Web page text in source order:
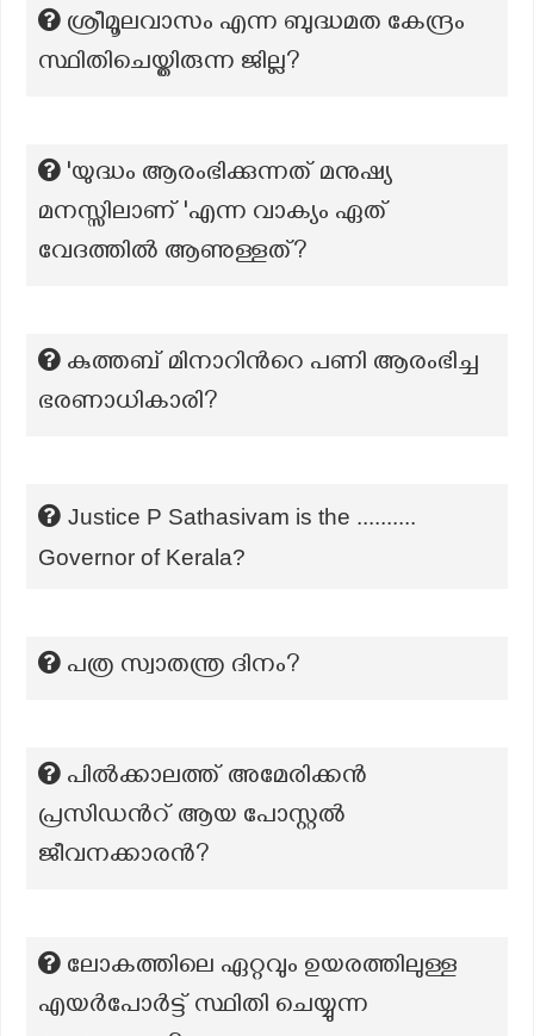
ശ്രീമൂലവാസം എന്ന ബുദ്ധമത കേന്ദ്രം
സ്ഥിതിചെയ്തിരുന്ന ജില്ല?
'യുദ്ധം ആരംഭിക്കുന്നത് മനുഷ്യ
മനസ്സിലാണ് 'എന്ന വാക്യം ഏത്
വേദത്തിൽ ആണുള്ളത്?
കുത്തബ് മിനാറിന്‍റെ പണി ആരംഭിച്ച
ഭരണാധികാരി?
Justice P Sathasivam is the ..........
Governor of Kerala?
പത്ര സ്വാതന്ത്ര ദിനം?
പിൽക്കാലത്ത് അമേരിക്കൻ
പ്രസിഡന്‍റ് ആയ പോസ്റ്റൽ
ജീവനക്കാരൻ?
ലോകത്തിലെ ഏറ്റവും ഉയരത്തിലുള്ള
എയർപോർട്ട് സ്ഥിതി ചെയ്യുന്ന